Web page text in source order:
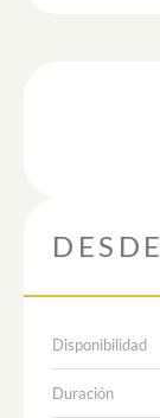
DESDE
Disponibilidad
Duración